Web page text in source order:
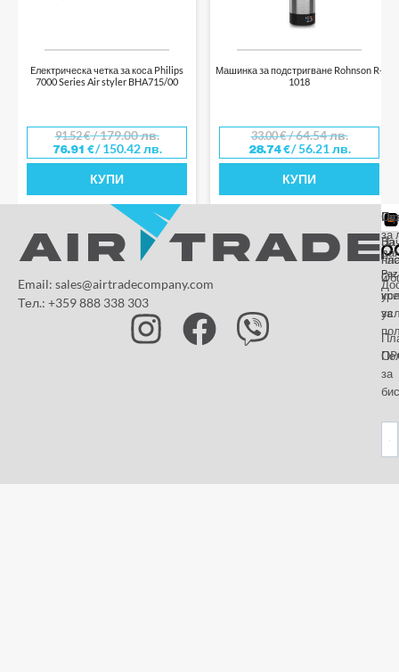
Eлектрическа четка за коса Philips
7000 Series Air styler BHA715/00
91.52€/ 179.00 лв.
76.91 €/ 150.42 лв.
КУПИ
Машинка за подстригване Rohnson R-
1018
33.00€/ 64.54 лв.
28.74€/ 56.21 лв.
КУПИ
Email: sales@airtradecompany.com
Тел.: +359 888 338 303
За
нас
и
за
за
за